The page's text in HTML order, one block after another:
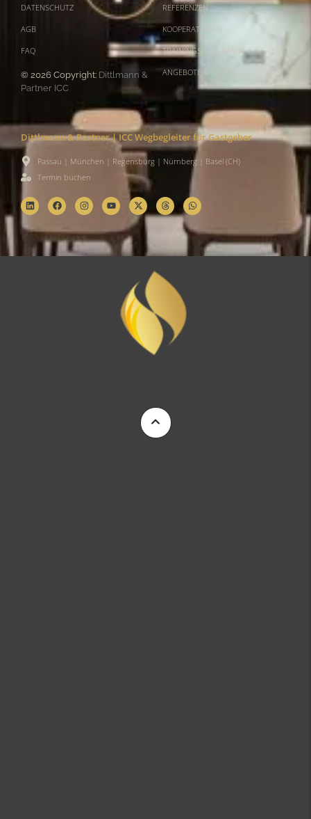
DATENSCHUTZ
AGB
FAQ
© 2026 Copyright: Dittlmann &
Partner ICC
REFERENZEN
KOOPERATIONEN
TRAININGSPROGRAMM
ANGEBOTE & PREISE
Dittlmann & Partner | ICC Wegbegleiter für Gastgeber
Passau | München | Regensburg | Nürnberg | Basel (CH)
Termin buchen